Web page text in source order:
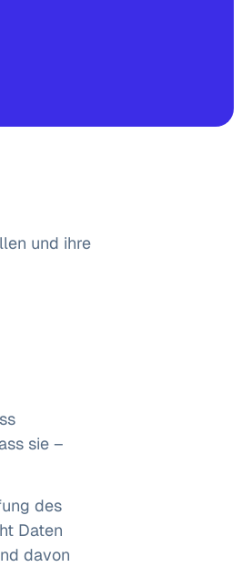
und ihre
sie –
des
Daten
davon